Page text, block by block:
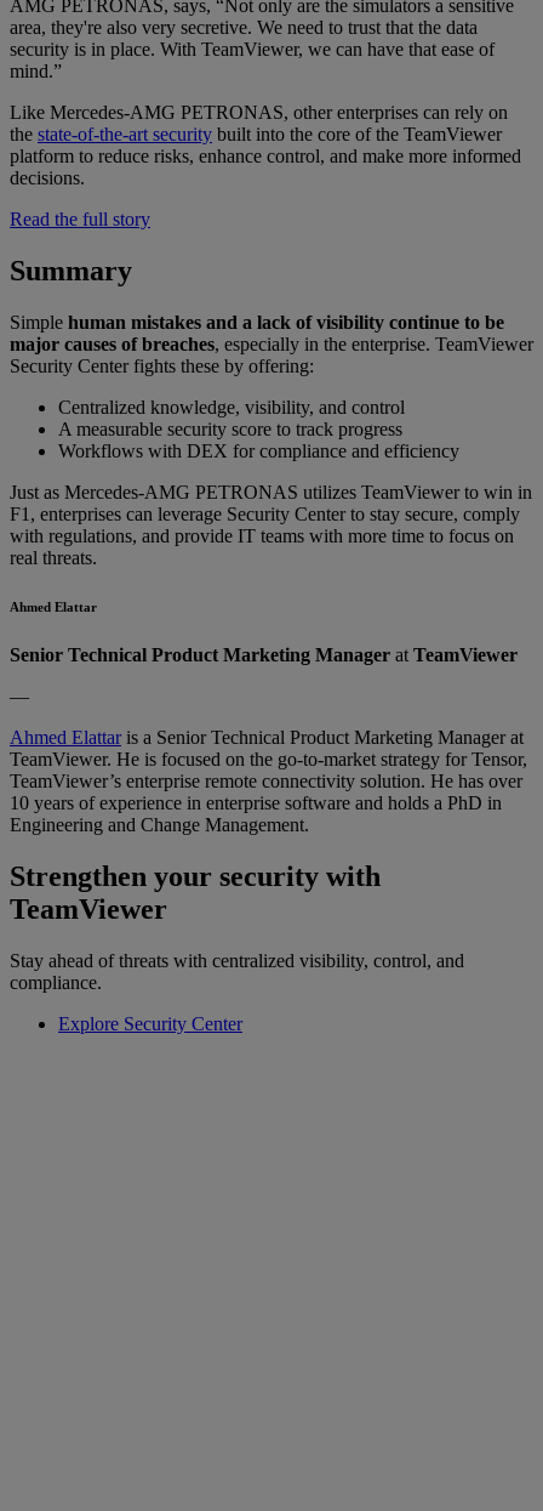
AMG PETRONAS, says, “Not only are the simulators a sensitive
area, they're also very secretive. We need to trust that the data
security is in place. With TeamViewer, we can have that ease of
mind.”
Like Mercedes-AMG PETRONAS, other enterprises can rely on
the state-of-the-art security built into the core of the TeamViewer
platform to reduce risks, enhance control, and make more informed
decisions.
Read the full story
Summary
Simple human mistakes and a lack of visibility continue to be
major causes of breaches, especially in the enterprise. TeamViewer
Security Center fights these by offering:
Centralized knowledge, visibility, and control
A measurable security score to track progress
Workflows with DEX for compliance and efficiency
Just as Mercedes-AMG PETRONAS utilizes TeamViewer to win in
F1, enterprises can leverage Security Center to stay secure, comply
with regulations, and provide IT teams with more time to focus on
real threats.
Ahmed Elattar
Senior Technical Product Marketing Manager at TeamViewer
—
Ahmed Elattaris a Senior Technical Product Marketing Manager at
TeamViewer. He is focused on the go-to-market strategy for Tensor,
TeamViewer’s enterprise remote connectivity solution. He has over
10 years of experience in enterprise software and holds a PhD in
Engineering and Change Management.
Strengthen your security with
TeamViewer
Stay ahead of threats with centralized visibility, control, and
compliance.
Explore Security Center